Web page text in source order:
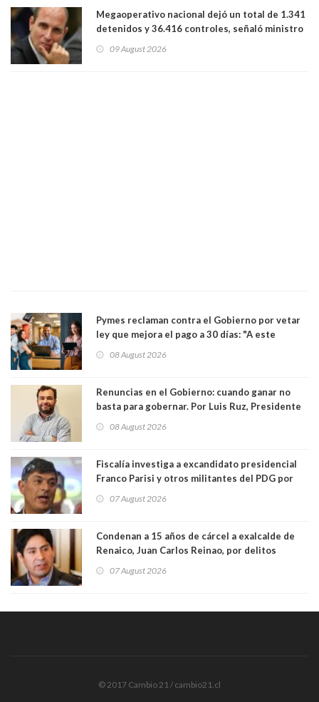
Megaoperativo nacional dejó un total de 1.341
detenidos y 36.416 controles, señaló ministro
09 August 2026
Pymes reclaman contra el Gobierno por vetar
ley que mejora el pago a 30 días: "A este
medianas empresas"
08 August 2026
Renuncias en el Gobierno: cuando ganar no
basta para gobernar. Por Luis Ruz, Presidente
08 August 2026
Fiscalía investiga a excandidato presidencial
Franco Parisi y otros militantes del PDG por
07 August 2026
Condenan a 15 años de cárcel a exalcalde de
Renaico, Juan Carlos Reinao, por delitos
07 August 2026
© 2017 Cambio 21 / cambio21.cl